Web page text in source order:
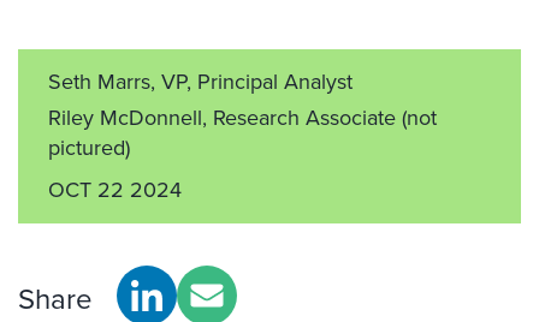
Seth Marrs, VP, Principal Analyst
Riley McDonnell, Research Associate(not
pictured)
OCT 22 2024
Share